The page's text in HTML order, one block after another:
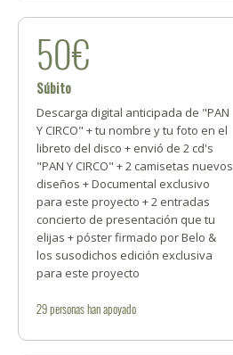
50€
Súbito
Descarga digital anticipada de "PAN
Y CIRCO" + tu nombre y tu foto en el
libreto del disco + envió de 2 cd's
"PAN Y CIRCO" + 2 camisetas nuevos
diseños + Documental exclusivo
para este proyecto + 2 entradas
concierto de presentación que tu
elijas + póster firmado por Belo &
los susodichos edición exclusiva
para este proyecto
29personashan apoyado